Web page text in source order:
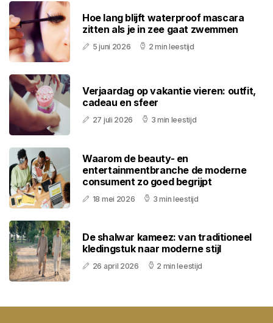
Hoe lang blijft waterproof mascara
zitten als je in zee gaat zwemmen
5 juni 2026 2 min leestijd
Verjaardag op vakantie vieren: outfit,
cadeau en sfeer
27 juli 2026 3 min leestijd
Waarom de beauty- en
entertainmentbranche de moderne
consument zo goed begrijpt
18 mei 2026 3 min leestijd
De shalwar kameez: van traditioneel
kledingstuk naar moderne stijl
26 april 2026 2 min leestijd